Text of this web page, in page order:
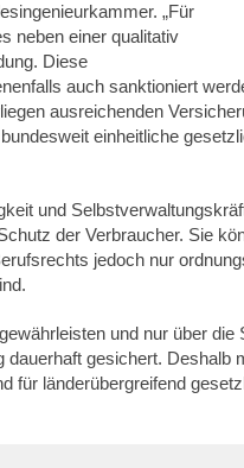
„Für
neben einer qualitativ
Diese
auch sanktioniert
ausreichenden
einheitliche
und
der Verbraucher. Sie
jedoch nur
und nur über die
gesichert. Deshalb
für länderübergreifend